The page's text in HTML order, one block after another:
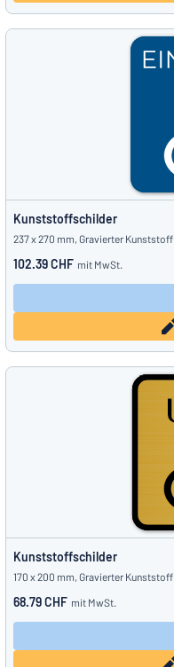
Kunststoffschilder
237 x 270 mm, Gravierter Kunststoff
102.39 CHF mit MwSt.
Kunststoffschilder
170 x 200 mm, Gravierter Kunststoff
68.79 CHF mit MwSt.